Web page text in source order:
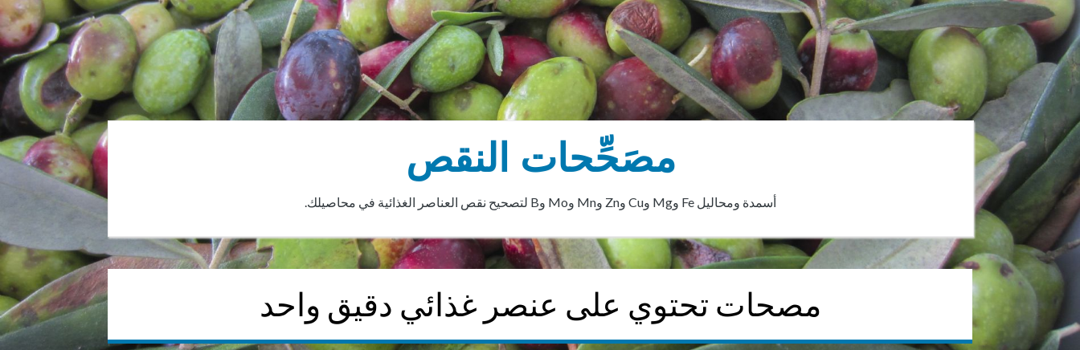
مصَحِّحات النقص
أسمدة ومحاليل Fe وMg وCu وZn وMn وMo وB لتصحيح نقص العناصر الغذائية في محاصيلك.
مصحات تحتوي على عنصر غذائي دقيق واحد